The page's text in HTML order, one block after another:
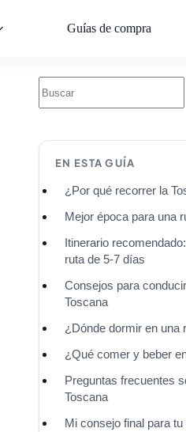
Guías de compra
EN ESTA GUÍA
¿Por qué recorrer la
Mejor época para una
Itinerario
ruta de 5-7 días
Consejos para
Toscana
¿Dónde dormir en una
¿Qué comer y beber
Preguntas frecuentes
Toscana
Mi consejo final para